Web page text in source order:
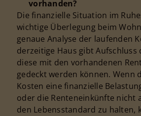
vorhanden?
Die finanzielle Situation im
wichtige Überlegung beim
genaue Analyse der laufenden
derzeitige Haus gibt Aufschluss
diese mit den vorhandenen
gedeckt werden können. Wenn
Kosten eine finanzielle
oder die Renteneinkünfte nicht
den Lebensstandard zu halten,